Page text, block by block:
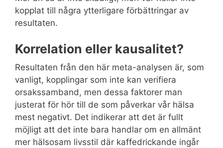
kopplat till några ytterligare förbättringar av
resultaten.
Korrelation eller kausalitet?
Resultaten från den här meta-analysen är, som
vanligt, kopplingar som inte kan verifiera
orsakssamband, men dessa faktorer man
justerat för hör till de som påverkar vår hälsa
mest negativt. Det indikerar att det är fullt
möjligt att det inte bara handlar om en allmänt
mer hälsosam livsstil där kaffedrickande ingår